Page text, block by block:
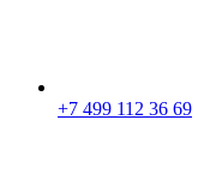
+7 499 112 36 69